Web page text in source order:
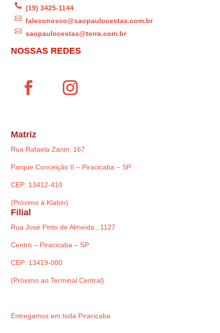
 (19) 3425-1144
 faleconosco@saopaulocestas.com.br
 saopaulocestas@terra.com.br
NOSSAS REDES
Matriz
Rua Rafaela Zanin, 167
Parque Conceição II – Piracicaba – SP
CEP: 13412-410
(Próximo à Klabin)
Filial
Rua José Pinto de Almeida , 1127
Centro – Piracicaba – SP
CEP: 13419-000
(Próximo ao Terminal Central)
Entregamos em toda Piracicaba